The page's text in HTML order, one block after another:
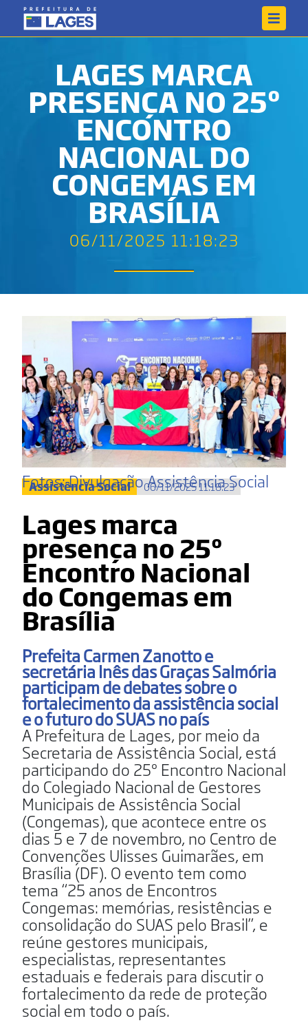
LAGES MARCA
PRESENÇA NO 25º
ENCONTRO
NACIONAL DO
CONGEMAS EM
BRASÍLIA
06/11/2025 11:18:23
Fotos: Divulgação Assistência Social
Assistência Social 06/11/2025 11:18:23
Lages marca
presença no 25º
Encontro Nacional
do Congemas em
Brasília
Prefeita Carmen Zanotto e
secretária Inês das Graças Salmória
participam de debates sobre o
fortalecimento da assistência social
e o futuro do SUAS no país
A Prefeitura de Lages, por meio da
Secretaria de Assistência Social, está
participando do 25º Encontro Nacional
do Colegiado Nacional de Gestores
Municipais de Assistência Social
(Congemas), que acontece entre os
dias 5 e 7 de novembro, no Centro de
Convenções Ulisses Guimarães, em
Brasília (DF). O evento tem como
tema “25 anos de Encontros
Congemas: memórias, resistências e
consolidação do SUAS pelo Brasil”, e
reúne gestores municipais,
especialistas, representantes
estaduais e federais para discutir o
fortalecimento da rede de proteção
social em todo o país.